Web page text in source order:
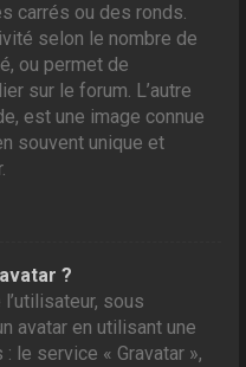
carrés ou des ronds.
selon le nombre de
ou permet de
sur le forum. L’autre
est une image connue
souvent unique et
?
sous
avatar en utilisant une
le service « Gravatar »,